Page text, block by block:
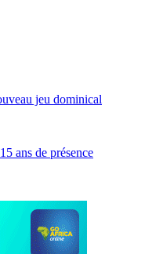
jeu dominical
ans de présence